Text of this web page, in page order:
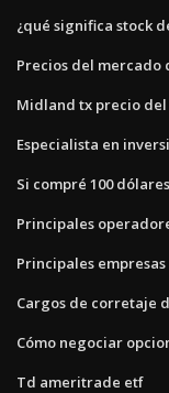
¿qué significa stock
Precios del mercado
Midland tx precio
Especialista en
Si compré 100
Principales
Principales
Cargos de corretaje
Cómo negociar
Td ameritrade etf